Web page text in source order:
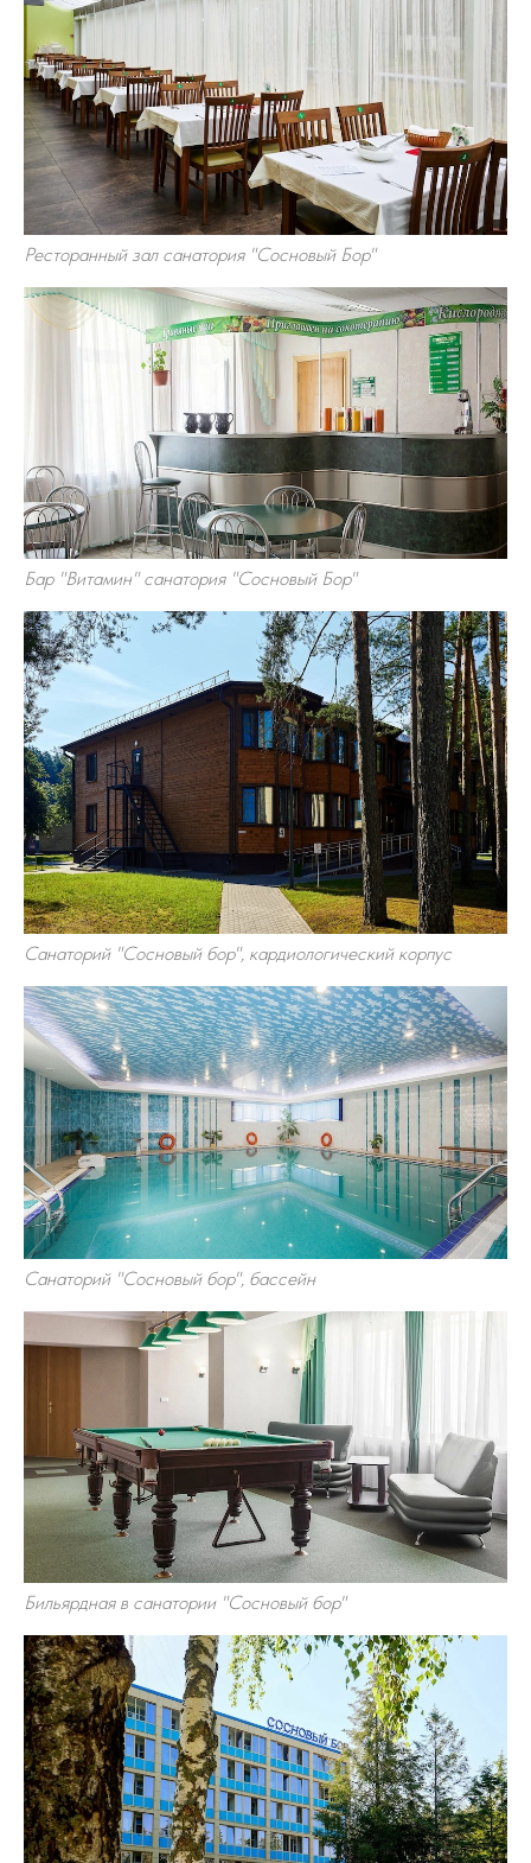
Ресторанный зал санатория "Сосновый Бор"
Бар "Витамин" санатория "Сосновый Бор"
Санаторий "Сосновый бор", кардиологический корпус
Санаторий "Сосновый бор", бассейн
Бильярдная в санатории "Сосновый бор"